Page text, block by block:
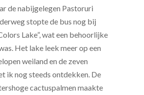
de nabijgelegen Pastoruri
stopte de bus nog bij
Lake”, wat een behoorlijke
Het lake leek meer op een
weiland en de zeven
ik nog steeds ontdekken. De
cactuspalmen maakte